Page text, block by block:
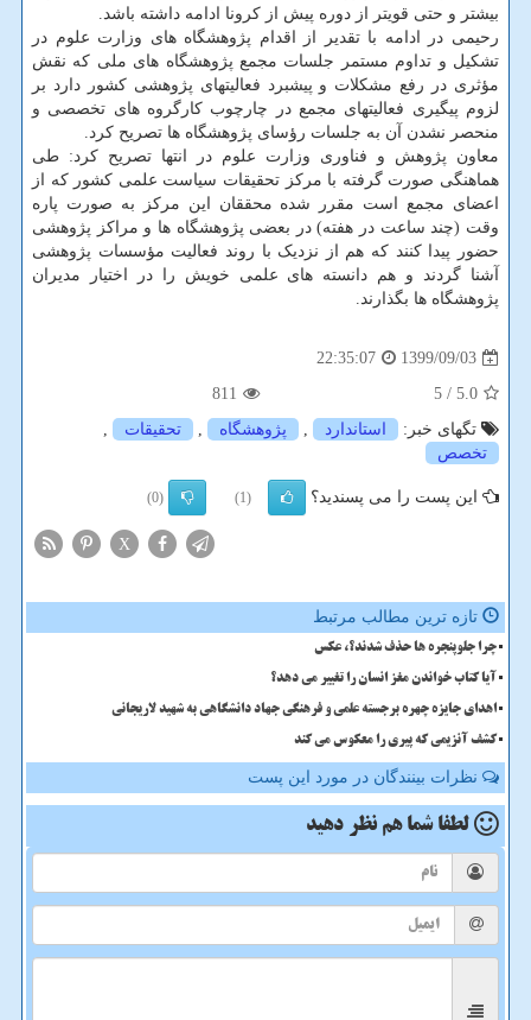
بیشتر و حتی قویتر از دوره پیش از کرونا ادامه داشته باشد.
رحیمی در ادامه با تقدیر از اقدام پژوهشگاه های وزارت علوم در
تشکیل و تداوم مستمر جلسات مجمع پژوهشگاه های ملی که نقش
مؤثری در رفع مشکلات و پیشبرد فعالیتهای پژوهشی کشور دارد بر
لزوم پیگیری فعالیتهای مجمع در چارچوب کارگروه های تخصصی و
منحصر نشدن آن به جلسات رؤسای پژوهشگاه ها تصریح کرد.
معاون پژوهش و فناوری وزارت علوم در انتها تصریح کرد: طی
هماهنگی صورت گرفته با مرکز تحقیقات سیاست علمی کشور که از
اعضای مجمع است مقرر شده محققان این مرکز به صورت پاره
وقت (چند ساعت در هفته) در بعضی پژوهشگاه ها و مراکز پژوهشی
حضور پیدا کنند که هم از نزدیک با روند فعالیت مؤسسات پژوهشی
آشنا گردند و هم دانسته های علمی خویش را در اختیار مدیران
پژوهشگاه ها بگذارند.
1399/09/03
22:35:07
5.0
/ 5
811
تگهای خبر:
استاندارد , پژوهشگاه , تحقیقات
,
تخصص
این پست را می پسندید؟ (1)
(0)
X
تازه ترین مطالب مرتبط
چرا جلوپنجره ها حذف شدند؟، عکس
آیا کتاب خواندن مغز انسان را تغییر می دهد؟
اهدای جایزه چهره برجسته علمی و فرهنگی جهاد دانشگاهی به شهید لاریجانی
کشف آنزیمی که پیری را معکوس می کند
نظرات بینندگان در مورد این پست
لطفا شما هم نظر دهید